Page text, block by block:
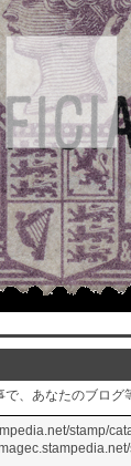
、あなたのブログ